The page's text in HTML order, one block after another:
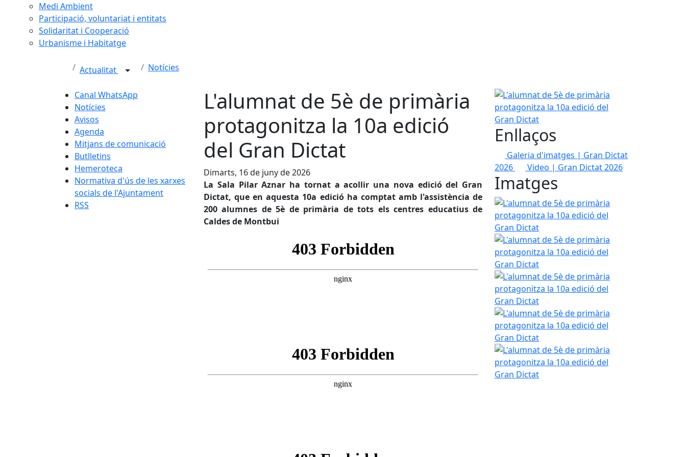
Medi Ambient
Participació, voluntariat i entitats
Solidaritat i Cooperació
Urbanisme i Habitatge
Actualitat Notícies
Canal WhatsApp
Notícies
Avisos
Agenda
Mitjans de comunicació
Butlletins
Hemeroteca
Normativa d'ús de les xarxes
socials de l'Ajuntament
RSS
L'alumnat de 5è de primària
protagonitza la 10a edició
del Gran Dictat
Dimarts, 16 de juny de 2026
La Sala Pilar Aznar ha tornat a acollir una nova edició del Gran
Dictat, que en aquesta 10a edició ha comptat amb l'assistència de
200 alumnes de 5è de primària de tots els centres educatius de
Caldes de Montbui
L'alumnat de 5è de primària protagonitza la 10a
Enllaços
Galeria d'imatges | Gran Dictat
2026
Video | Gran Dictat 2026
Imatges
L'alumnat de 5è de primària protagonitza la 10a
L'alumnat de 5è de primària protagonitza la 10a
L'alumnat de 5è de primària protagonitza la 10a
L'alumnat de 5è de primària protagonitza la 10a
L'alumnat de 5è de primària protagonitza la 10a